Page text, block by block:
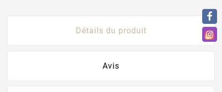
Détails du produit
Avis